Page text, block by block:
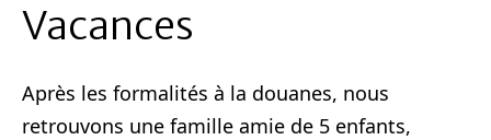
Vacances
Après les formalités à la douanes, nous
retrouvons une famille amie de 5 enfants,